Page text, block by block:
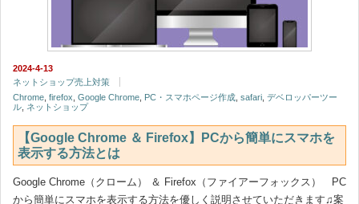
2024-4-13
ネットショップ売上対策
Chrome firefox Google Chrome PC・スマホページ作成 safari デベロッパーツー
ル ネットショップ
【Google Chrome ＆ Firefox】PCから簡単にスマホを
表示する方法とは
Google Chrome（クローム） ＆ Firefox（ファイアーフォックス） PC
から簡単にスマホを表示する方法を優しく説明させていただきます♫案